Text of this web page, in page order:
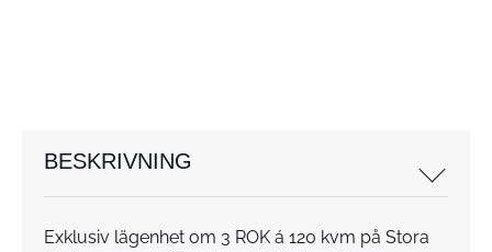
BESKRIVNING
Exklusiv lägenhet om 3 ROK á 120 kvm på Stora